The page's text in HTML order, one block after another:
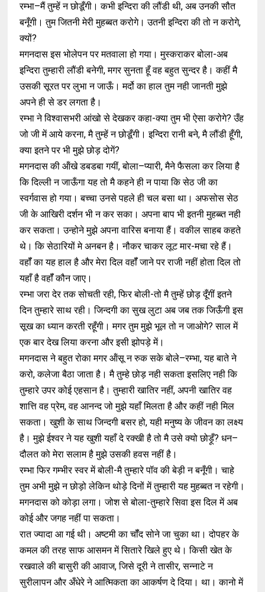
रम्भा–मैं तुम्हें न छोडूँगी। कभी इन्दिरा की लौंडी थी, अब उनकी सौत
बनूँगी। तुम जितनी मेरी मुहब्बत करोगे। उतनी इन्दिरा की तो न करोगे,
क्यों?
मगनदास इस भोलेपन पर मतवाला हो गया। मुस्कराकर बोला-अब
इन्दिरा तुम्हारी लौंडी बनेगी, मगर सुनता हूँ वह बहुत सुन्दर है। कहीं मै
उसकी सूरत पर लुभा न जाऊँ। मर्दो का हाल तुम नही जानती मुझे
अपने ही से डर लगता है।
रम्भा ने विश्वासभरी आंखो से देखकर कहा-क्या तुम भी ऐसा करोगे? उँह
जो जी में आये करना, मै तुम्हें न छोडूँगी। इन्दिरा रानी बने, मै लौंडी हूँगी,
क्या इतने पर भी मुझे छोड़ दोगें?
मगनदास की ऑंखे डबडबा गयीं, बोला–प्यारी, मैने फैसला कर लिया है
कि दिल्ली न जाऊँगा यह तो मै कहने ही न पाया कि सेठ जी का
स्वर्गवास हो गया। बच्चा उनसे पहले ही चल बसा था। अफसोस सेठ
जी के आखिरी दर्शन भी न कर सका। अपना बाप भी इतनी मुहब्ब्त नही
कर सकता। उन्होने मुझे अपना वारिस बनाया हैं। वकील साहब कहते
थे। कि सेठारियों मे अनबन है। नौकर चाकर लूट मार-मचा रहे हैं।
वहॉँ का यह हाल है और मेरा दिल वहॉँ जाने पर राजी नहीं होता दिल तो
यहाँ है वहॉँ कौन जाए।
रम्भा जरा देर तक सोचती रही, फिर बोली-तो मै तुम्हें छोड़ दूँगीं इतने
दिन तुम्हारे साथ रही। जिन्दगी का सुख लुटा अब जब तक जिऊँगी इस
सूख का ध्यान करती रहूँगी। मगर तुम मुझे भूल तो न जाओगे? साल में
एक बार देख लिया करना और इसी झोपड़े में।
मगनदास ने बहुत रोका मगर ऑंसू न रुक सके बोले–रम्भा, यह बाते ने
करो, कलेजा बैठा जाता है। मै तुम्हे छोड़ नही सकता इसलिए नही कि
तुम्हारे उपर कोई एहसान है। तुम्हारी खातिर नहीं, अपनी खातिर वह
शात्ति वह प्रेम, वह आनन्द जो मुझे यहाँ मिलता है और कहीं नही मिल
सकता। खुशी के साथ जिन्दगी बसर हो, यही मनुष्य के जीवन का लक्ष्य
है। मुझे ईश्वर ने यह खुशी यहाँ दे रक्खी है तो मै उसे क्यो छोड़ूँ? धन–
दौलत को मेरा सलाम है मुझे उसकी हवस नहीं है।
रम्भा फिर गम्भीर स्वर में बोली-मै तुम्हारे पॉव की बेड़ी न बनूँगी। चाहे
तुम अभी मुझे न छोड़ो लेकिन थोड़े दिनों में तुम्हारी यह मुहब्बत न रहेगी।
मगनदास को कोड़ा लगा। जोश से बोला-तुम्हारे सिवा इस दिल में अब
कोई और जगह नहीं पा सकता।
रात ज्यादा आ गई थी। अष्टमी का चॉँद सोने जा चुका था। दोपहर के
कमल की तरह साफ आसमन में सितारे खिले हुए थे। किसी खेत के
रखवाले की बासुरी की आवाज, जिसे दूरी ने तासीर, सन्नाटे न
सुरीलापन और अँधेरे ने आत्मिकता का आकर्षण दे दिया। था। कानो में